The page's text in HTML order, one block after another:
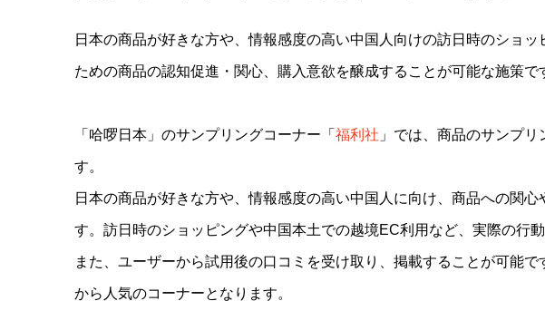
日本の商品が好きな方や、情報感度の高い中国人向けの訪日時のショ
ための商品の認知促進・関心、購入意欲を醸成することが可能な施策で
「哈啰日本」のサンプリングコーナー 「 福利社 」 では、商品のサンプ
す。
日本の商品が好きな方や、情報感度の高い中国人に向け、商品への関
す。訪日時のショッピングや中国本土での越境EC利用など、実際の行動
また、ユーザーから試用後の口コミを受け取り、掲載することが可能
から人気のコーナーとなります。